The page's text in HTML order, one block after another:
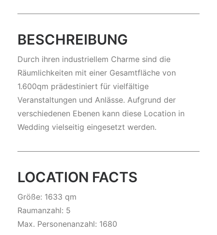
BESCHREIBUNG
Durch ihren industriellem Charme sind die
Räumlichkeiten mit einer Gesamtfläche von
1.600qm prädestiniert für vielfältige
Veranstaltungen und Anlässe. Aufgrund der
verschiedenen Ebenen kann diese Location in
Wedding vielseitig eingesetzt werden.
LOCATION FACTS
Größe: 1633 qm
Raumanzahl: 5
Max. Personenanzahl: 1680